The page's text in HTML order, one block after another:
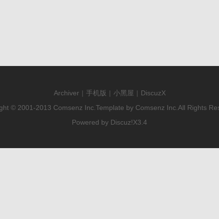
Archiver | 手机版 | 小黑屋 | DiscuzX
© 2001-2013 Comsenz Inc. Template by Comsenz Inc. All Rights
Powered by Discuz!X3.4